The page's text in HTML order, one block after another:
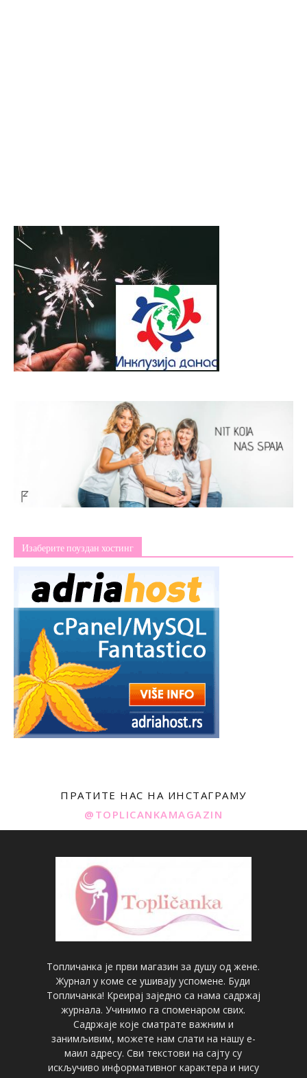
Изаберите поуздан хостинг
ПРАТИТЕ НАС НА ИНСТАГРАМУ
@TOPLICANKAMAGAZIN
Топличанка је први магазин за душу од жене.
Журнал у коме се ушивају успомене. Буди
Топличанка! Креирај заједно са нама садржај
журнала. Учинимо га споменаром свих.
Садржаје које сматрате важним и
занимљивим, можете нам слати на нашу е-
маил адресу. Сви текстови на сајту су
искључиво информативног карактера и нису